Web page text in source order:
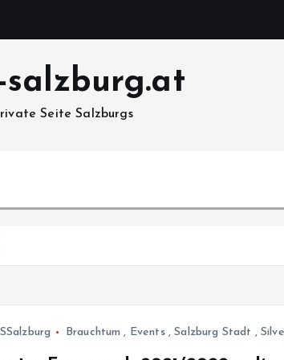
salzburg.at
Seite Salzburgs
Brauchtum , Events,Salzburg Stadt ,